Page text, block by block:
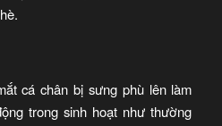
cá chân bị sưng phù lên làm
trong sinh hoạt như thường